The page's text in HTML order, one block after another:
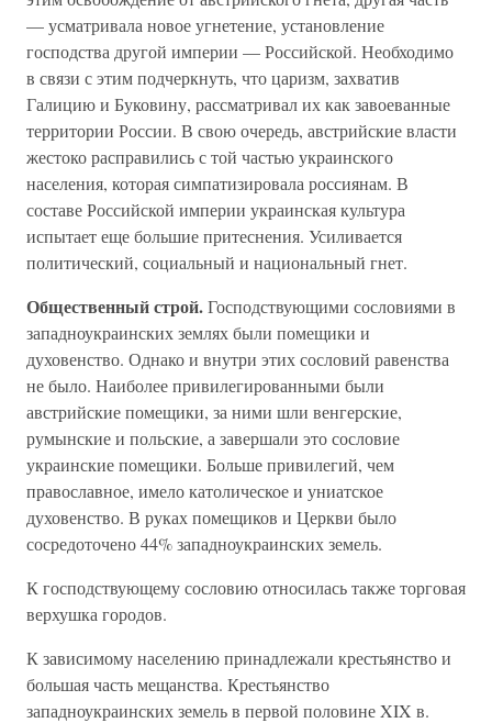
— усматривала новое угнетение, установление
господства другой империи — Российской. Необходимо
в связи с этим подчеркнуть, что царизм, захватив
Галицию и Буковину, рассматривал их как завоеванные
территории России. В свою очередь, австрийские власти
жестоко расправились с той частью украинского
населения, которая симпатизировала россиянам. В
составе Российской империи украинская культура
испытает еще большие притеснения. Усиливается
политический, социальный и национальный гнет.
Общественный строй.Господствующими сословиями в
западноукраинских землях были помещики и
духовенство. Однако и внутри этих сословий равенства
не было. Наиболее привилегированными были
австрийские помещики, за ними шли венгерские,
румынские и польские, а завершали это сословие
украинские помещики. Больше привилегий, чем
православное, имело католическое и униатское
духовенство. В руках помещиков и Церкви было
сосредоточено 44% западноукраинских земель.
К господствующему сословию относилась также торговая
верхушка городов.
К зависимому населению принадлежали крестьянство и
большая часть мещанства. Крестьянство
западноукраинских земель в первой половине XIX в.